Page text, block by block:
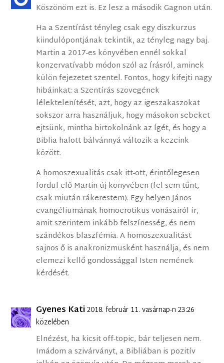
Köszönöm ezt is. Ez lesz a második Gagnon után.
Ha a Szentírást tényleg csak egy diszkurzus
kiindulópontjának tekintik, az tényleg nagy baj.
Martin a 2017-es könyvében ennél sokkal
konzervatívabb módon szól az Írásról, aminek
külön fejezetet szentel. Fontos, hogy kifejti nagy
hibáinkat: a Szentírás szövegének
lélektelenítését, azt, hogy az igeszakaszokat
sokszor arra használjuk, hogy másokon sebeket
ejtsünk, mintha birtokolnánk az Ígét, és hogy a
Biblia halott bálvánnyá változik a kezeink
között.
A homoszexualitás csak itt-ott, érintőlegesen
fordul elő Martin új könyvében (fel sem tűnt,
csak miután rákerestem). Egy helyen János
evangéliumának homoerotikus vonásairól ír,
amit szerintem inkább felszínesség, és nem
szándékos blaszfémia. A homoszexualitást
sajnos ő is anakronizmusként használja, és nem
elemezi kellő gondossággal Isten nemének
kérdését.
Gyenes Kati2018. február 11. vasárnap-n 23:26
közelében
Elnézést, ha kicsit off-topic, bár teljesen nem.
Imádom a szivárványt, a Bibliában is pozitív